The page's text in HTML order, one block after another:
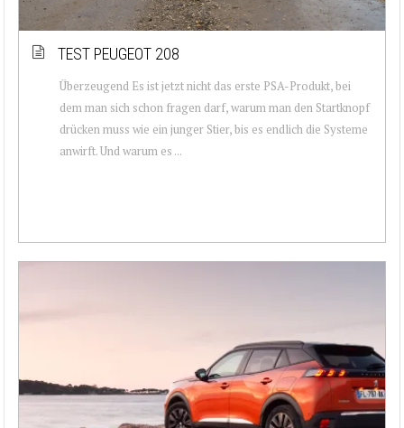
TEST PEUGEOT 208
Überzeugend Es ist jetzt nicht das erste PSA-Produkt, bei
dem man sich schon fragen darf, warum man den Startknopf
drücken muss wie ein junger Stier, bis es endlich die Systeme
anwirft. Und warum es ...